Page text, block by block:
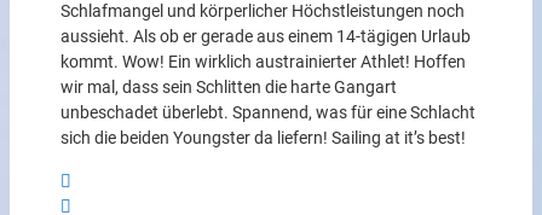
Schlafmangel und körperlicher Höchstleistungen noch
aussieht. Als ob er gerade aus einem 14-tägigen Urlaub
kommt. Wow! Ein wirklich austrainierter Athlet! Hoffen
wir mal, dass sein Schlitten die harte Gangart
unbeschadet überlebt. Spannend, was für eine Schlacht
sich die beiden Youngster da liefern! Sailing at it’s best!